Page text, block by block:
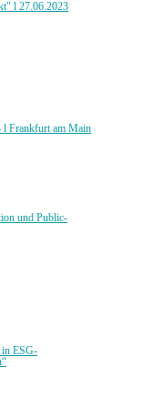
l 27.06.2023
l Frankfurt am Main
und Public-
ESG-